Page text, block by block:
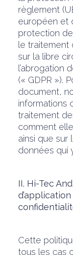
règlement
européen et
protection
le
sur la libre
l’abrogation
(« GDPR »).
document,
informations
traitement
comment
ainsi que sur
données qui
II. Hi-Tec
Cette
tous les cas